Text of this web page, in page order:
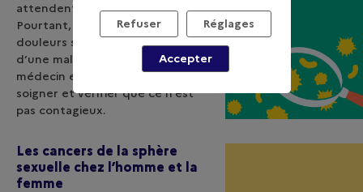
attendent que cela se passe…
Pourtant, ces boutons ou ces
douleurs sont souvent le signe
d’une maladie. Consulter un
médecin est important pour se
soigner et vérifier que ce n’est
pas contagieux.
Les cancers de la sphère
sexuelle chez l’homme et la
femme
Refuser Réglages
Accepter